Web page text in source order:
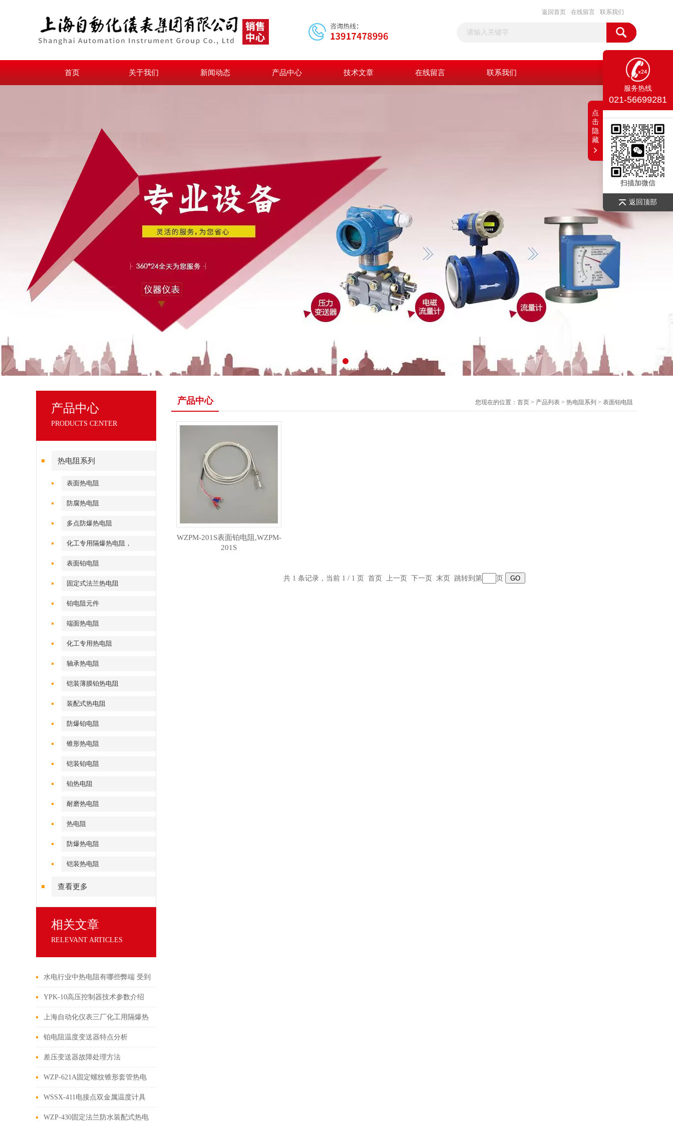
返回首页 在线留言 联系我们
首页 关于我们 新闻动态 产品中心 技术文章 在线留言 联系我们
产品中心
PRODUCTS CENTER
热电阻系列
表面热电阻
防腐热电阻
多点防爆热电阻
化工专用隔爆热电阻，
表面铂电阻
固定式法兰热电阻
铂电阻元件
端面热电阻
化工专用热电阻
轴承热电阻
铠装薄膜铂热电阻
装配式热电阻
防爆铂电阻
锥形热电阻
铠装铂电阻
铂热电阻
耐磨热电阻
热电阻
防爆热电阻
铠装热电阻
查看更多
相关文章
RELEVANT ARTICLES
水电行业中热电阻有哪些弊端 受到
火花或电弧等影响应该怎么办
YPK-10高压控制器技术参数介绍
上海自动化仪表三厂化工用隔爆热
电偶热电阻安装与使用注意事项
铂电阻温度变送器特点分析
差压变送器故障处理方法
WZP-621A固定螺纹锥形套管热电
阻使用说明
WSSX-411电接点双金属温度计具
体功能参数
WZP-430固定法兰防水装配式热电
产品中心 您现在的位置： 首页 > 产品列表 > 热电阻系列 > 表面铂电阻
WZPM-201S表面铂电阻,WZPM-
201S
共 1 条记录，当前 1 / 1 页 首页 上一页 下一页 末页 跳转到第 页
服务热线
021-56699281
扫描加微信
返回顶部
点
击
隐
藏